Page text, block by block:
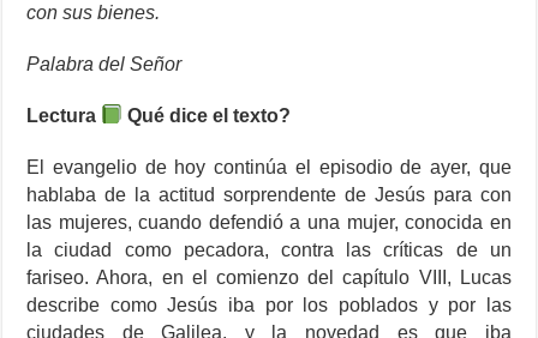
con sus bienes.
Palabra del Señor
Lectura Quédice el texto?
El evangelio de hoy continúa el episodio de ayer, que
hablaba de la actitud sorprendente de Jesús para con
las mujeres, cuando defendió a una mujer, conocida en
la ciudad como pecadora, contra las críticas de un
fariseo. Ahora, en el comienzo del capítulo VIII, Lucas
describe como Jesús iba por los poblados y por las
ciudades de Galilea, y la novedad es que iba